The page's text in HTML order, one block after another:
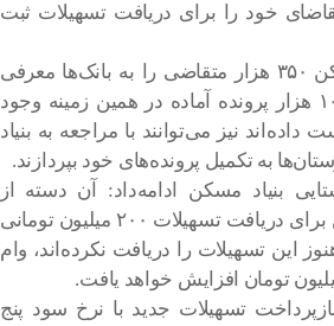
خود را برای دریافت تسهیلات ثبت
وی بیان‌داشت: بنیاد مسکن ۳۵۰ هزار متقاضی را به بانک‌ها معرفی
خواهد کرد و هم‌اکنون ۱۰۰ هزار پرونده آماده در همین زمینه وجود
نیز می‌توانند با مراجعه به بنیاد
به تکمیل پرونده‌های خود بپردازند.
بنیاد مسکن ادامه‌داد: آن دسته از
متقاضیانی که پیش از این برای دریافت تسهیلات ۲۰۰ میلیون تومانی
این تسهیلات را دریافت نکرده‌اند، وام
تسهیلات جدید با نرخ سود پنج